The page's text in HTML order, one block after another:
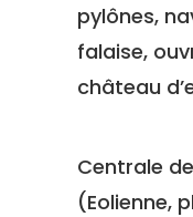
pylônes,
falaise,
château
Centrale
(Eolienne,